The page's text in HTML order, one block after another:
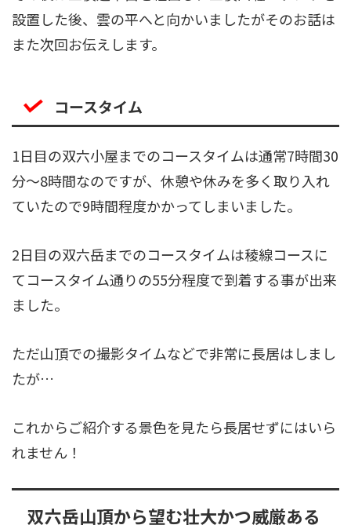
設置した後、雲の平へと向かいましたがそのお話は
また次回お伝えします。
コースタイム
1日目の双六小屋までのコースタイムは通常7時間30
分〜8時間なのですが、休憩や休みを多く取り入れ
ていたので9時間程度かかってしまいました。
2日目の双六岳までのコースタイムは稜線コースに
てコースタイム通りの55分程度で到着する事が出来
ました。
ただ山頂での撮影タイムなどで非常に長居はしまし
たが…
これからご紹介する景色を見たら長居せずにはいら
れません！
双六岳山頂から望む壮大かつ威厳ある